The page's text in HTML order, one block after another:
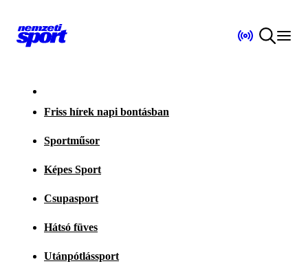
Friss hírek napi bontásban
Sportműsor
Képes Sport
Csupasport
Hátsó füves
Utánpótlássport